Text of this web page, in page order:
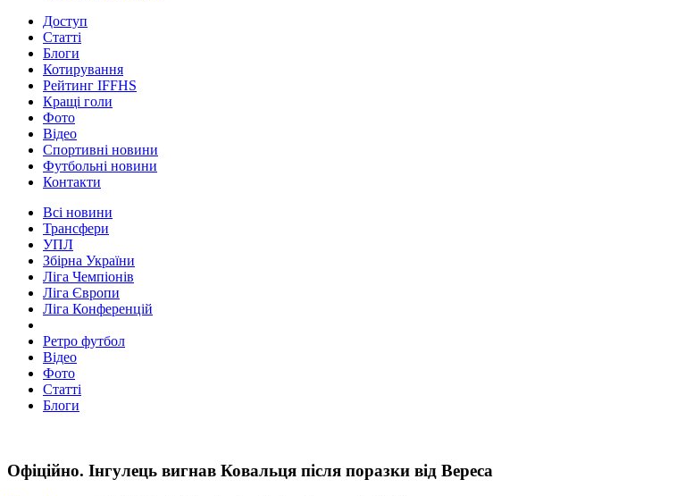
Доступ
Статті
Блоги
Котирування
Рейтинг IFFHS
Кращі голи
Фото
Відео
Спортивні новини
Футбольні новини
Контакти
Всі новини
Трансфери
УПЛ
Збірна України
Ліга Чемпіонів
Ліга Європи
Ліга Конференцій
Ретро футбол
Відео
Фото
Статті
Блоги
Офіційно. Інгулець вигнав Ковальця після поразки від Вереса